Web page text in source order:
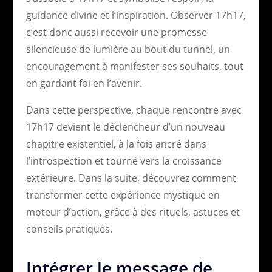
guidance divine et l’inspiration. Observer 17h17,
c’est donc aussi recevoir une promesse
silencieuse de lumière au bout du tunnel, un
encouragement à manifester ses souhaits, tout
en gardant foi en l’avenir.
Dans cette perspective, chaque rencontre avec
17h17 devient le déclencheur d’un nouveau
chapitre existentiel, à la fois ancré dans
l’introspection et tourné vers la croissance
extérieure. Dans la suite, découvrez comment
transformer cette expérience mystique en
moteur d’action, grâce à des rituels, astuces et
conseils pratiques.